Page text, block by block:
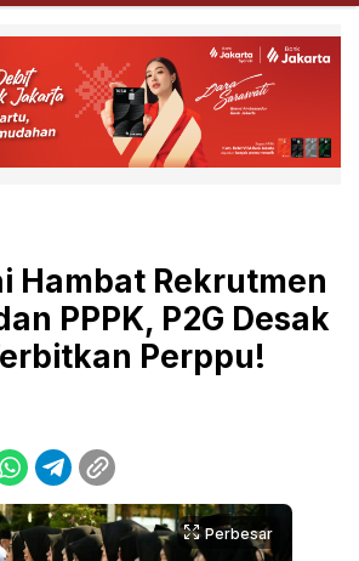
Hambat Rekrutmen
PPPK, P2G Desak
Perppu!
Perbesar